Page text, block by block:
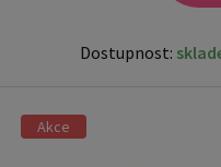
Dostupnost:
Akce